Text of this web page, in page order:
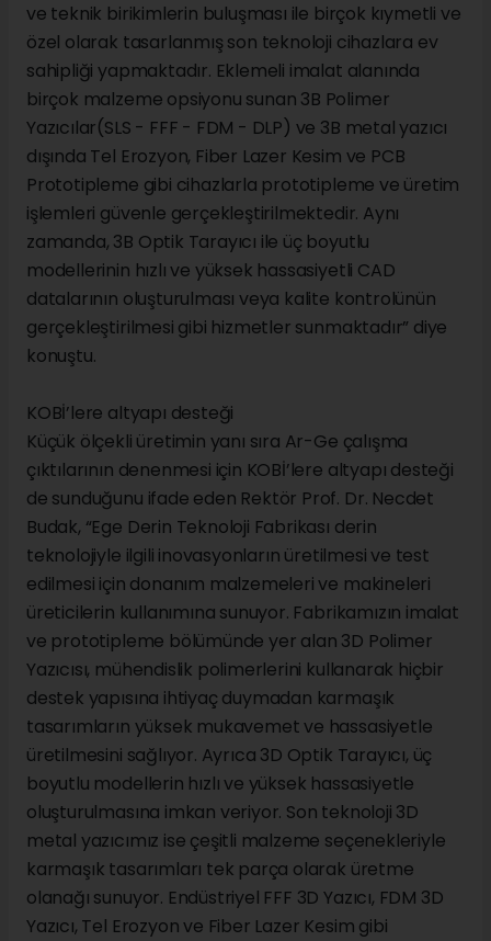
ve teknik birikimlerin buluşması ile birçok kıymetli ve
özel olarak tasarlanmış son teknoloji cihazlara ev
sahipliği yapmaktadır. Eklemeli imalat alanında
birçok malzeme opsiyonu sunan 3B Polimer
Yazıcılar(SLS - FFF - FDM - DLP) ve 3B metal yazıcı
dışında Tel Erozyon, Fiber Lazer Kesim ve PCB
Prototipleme gibi cihazlarla prototipleme ve üretim
işlemleri güvenle gerçekleştirilmektedir. Aynı
zamanda, 3B Optik Tarayıcı ile üç boyutlu
modellerinin hızlı ve yüksek hassasiyetli CAD
datalarının oluşturulması veya kalite kontrolünün
gerçekleştirilmesi gibi hizmetler sunmaktadır” diye
konuştu.
KOBİ’lere altyapı desteği
Küçük ölçekli üretimin yanı sıra Ar-Ge çalışma
çıktılarının denenmesi için KOBİ’lere altyapı desteği
de sunduğunu ifade eden Rektör Prof. Dr. Necdet
Budak, “Ege Derin Teknoloji Fabrikası derin
teknolojiyle ilgili inovasyonların üretilmesi ve test
edilmesi için donanım malzemeleri ve makineleri
üreticilerin kullanımına sunuyor. Fabrikamızın imalat
ve prototipleme bölümünde yer alan 3D Polimer
Yazıcısı, mühendislik polimerlerini kullanarak hiçbir
destek yapısına ihtiyaç duymadan karmaşık
tasarımların yüksek mukavemet ve hassasiyetle
üretilmesini sağlıyor. Ayrıca 3D Optik Tarayıcı, üç
boyutlu modellerin hızlı ve yüksek hassasiyetle
oluşturulmasına imkan veriyor. Son teknoloji 3D
metal yazıcımız ise çeşitli malzeme seçenekleriyle
karmaşık tasarımları tek parça olarak üretme
olanağı sunuyor. Endüstriyel FFF 3D Yazıcı, FDM 3D
Yazıcı, Tel Erozyon ve Fiber Lazer Kesim gibi